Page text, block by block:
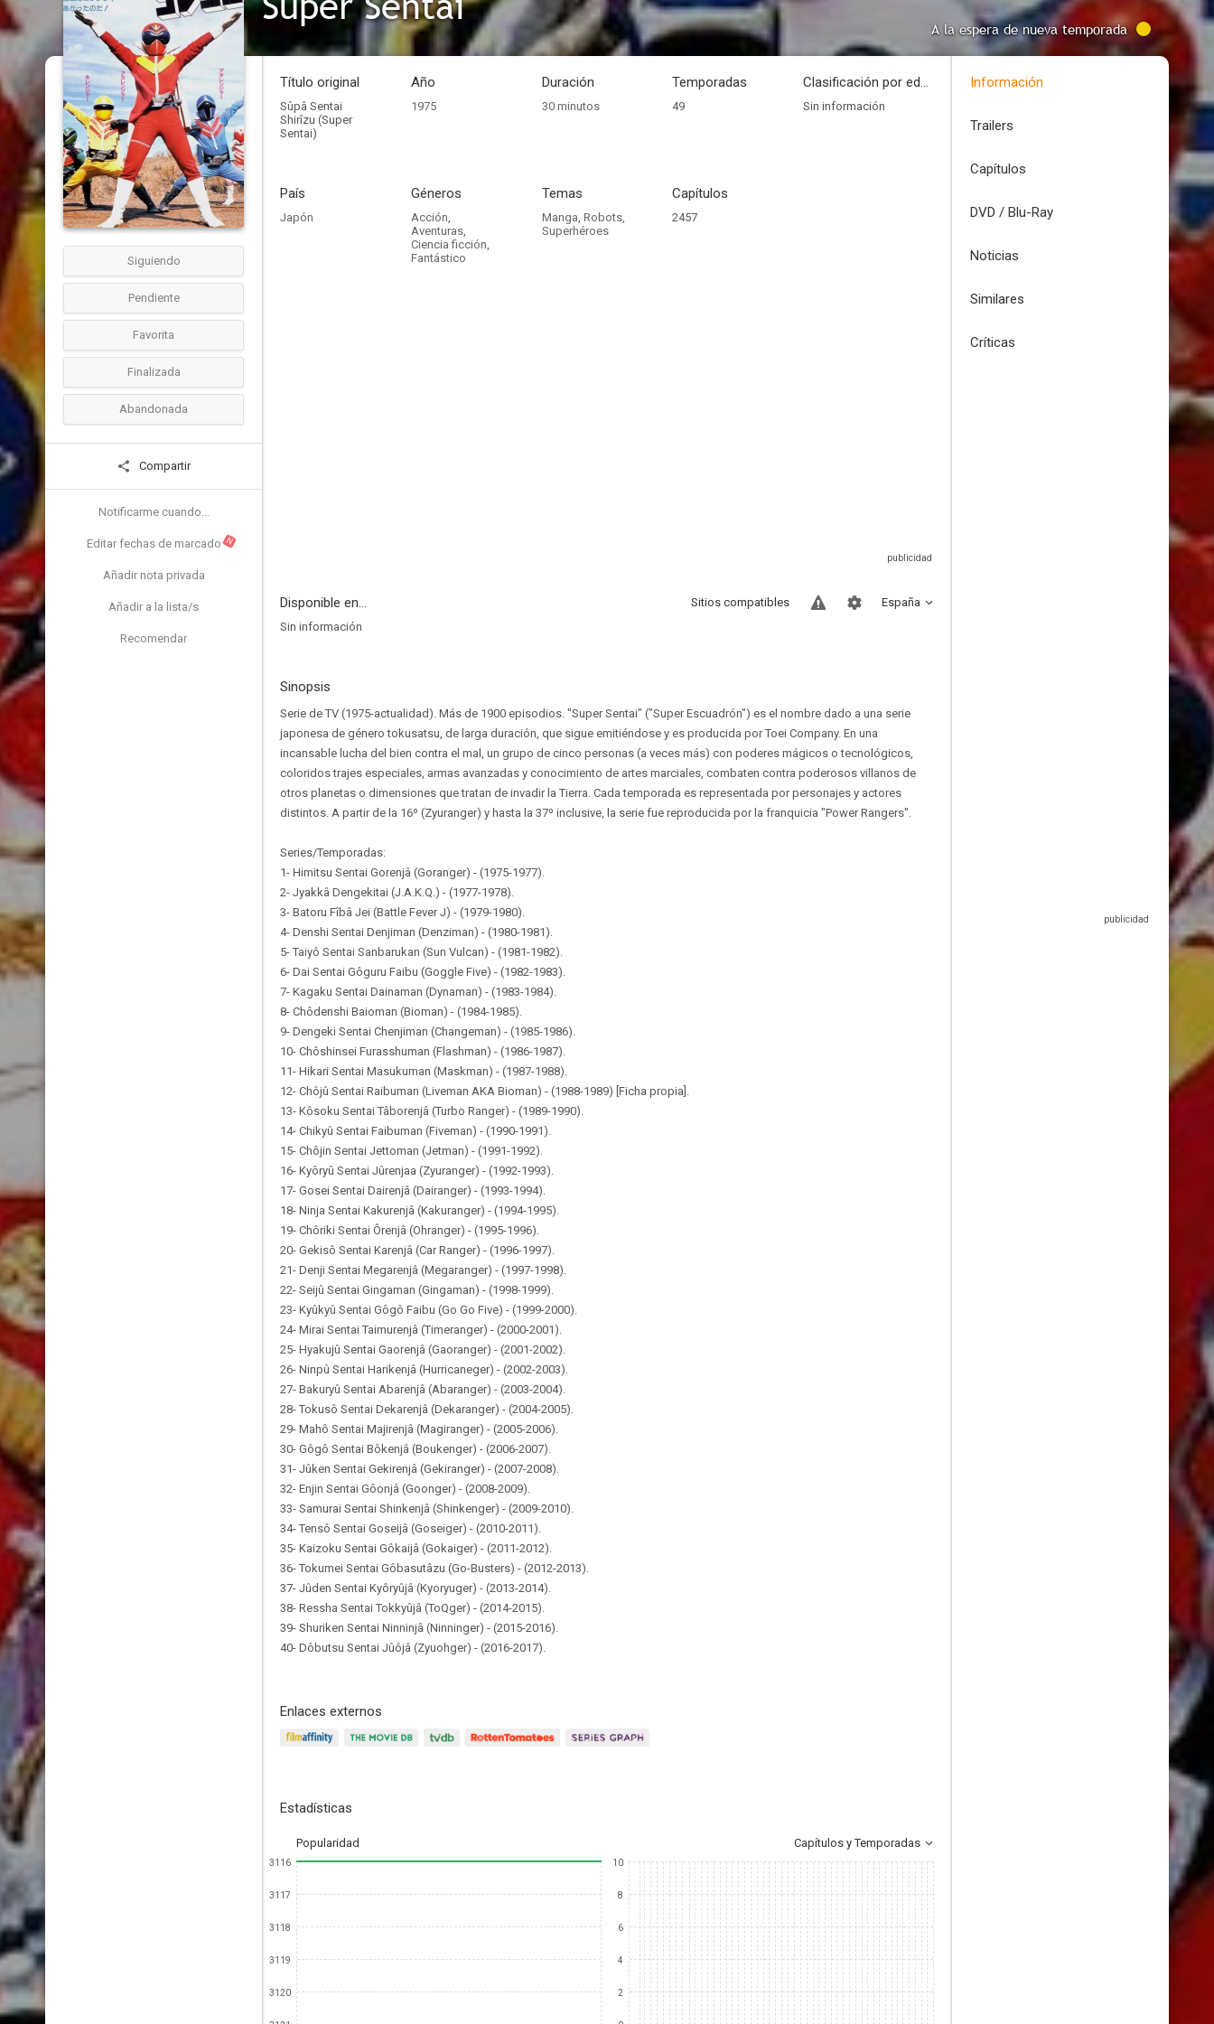
A la espera de nueva temporada
Siguiendo
Pendiente
Favorita
Finalizada
Abandonada
Compartir
Notificarme cuando...
Editar fechas de marcado N
Añadir nota privada
Añadir a la lista/s
Recomendar
Título original
Sûpâ Sentai
Shirîzu (Super
Sentai)
Año
1975
Duración
30 minutos
Temporadas
49
Clasificación por edades
Sin información
País
Japón
Géneros
Acción,
Aventuras,
Ciencia ficción,
Fantástico
Temas
Manga, Robots,
Superhéroes
Capítulos
2457
Disponible en... España
Sitios compatibles
Sin información
Sinopsis
Serie de TV (1975-actualidad). Más de 1900 episodios. "Super Sentai" ("Super Escuadrón") es el nombre dado a una serie
japonesa de género tokusatsu, de larga duración, que sigue emitiéndose y es producida por Toei Company. En una
incansable lucha del bien contra el mal, un grupo de cinco personas (a veces más) con poderes mágicos o tecnológicos,
coloridos trajes especiales, armas avanzadas y conocimiento de artes marciales, combaten contra poderosos villanos de
otros planetas o dimensiones que tratan de invadir la Tierra. Cada temporada es representada por personajes y actores
distintos. A partir de la 16º (Zyuranger) y hasta la 37º inclusive, la serie fue reproducida por la franquicia "Power Rangers".
Series/Temporadas:
1- Himitsu Sentai Gorenjâ (Goranger) - (1975-1977).
2- Jyakkâ Dengekitai (J.A.K.Q.) - (1977-1978).
3- Batoru Fîbâ Jei (Battle Fever J) - (1979-1980).
4- Denshi Sentai Denjiman (Denziman) - (1980-1981).
5- Taiyô Sentai Sanbarukan (Sun Vulcan) - (1981-1982).
6- Dai Sentai Gôguru Faibu (Goggle Five) - (1982-1983).
7- Kagaku Sentai Dainaman (Dynaman) - (1983-1984).
8- Chôdenshi Baioman (Bioman) - (1984-1985).
9- Dengeki Sentai Chenjiman (Changeman) - (1985-1986).
10- Chôshinsei Furasshuman (Flashman) - (1986-1987).
11- Hikari Sentai Masukuman (Maskman) - (1987-1988).
12- Chôjû Sentai Raibuman (Liveman AKA Bioman) - (1988-1989) [Ficha propia].
13- Kôsoku Sentai Tâborenjâ (Turbo Ranger) - (1989-1990).
14- Chikyû Sentai Faibuman (Fiveman) - (1990-1991).
15- Chôjin Sentai Jettoman (Jetman) - (1991-1992).
16- Kyôryû Sentai Jûrenjaa (Zyuranger) - (1992-1993).
17- Gosei Sentai Dairenjâ (Dairanger) - (1993-1994).
18- Ninja Sentai Kakurenjâ (Kakuranger) - (1994-1995).
19- Chôriki Sentai Ôrenjâ (Ohranger) - (1995-1996).
20- Gekisô Sentai Karenjâ (Car Ranger) - (1996-1997).
21- Denji Sentai Megarenjâ (Megaranger) - (1997-1998).
22- Seijû Sentai Gingaman (Gingaman) - (1998-1999).
23- Kyûkyû Sentai Gôgô Faibu (Go Go Five) - (1999-2000).
24- Mirai Sentai Taimurenjâ (Timeranger) - (2000-2001).
25- Hyakujû Sentai Gaorenjâ (Gaoranger) - (2001-2002).
26- Ninpû Sentai Harikenjâ (Hurricaneger) - (2002-2003).
27- Bakuryû Sentai Abarenjâ (Abaranger) - (2003-2004).
28- Tokusô Sentai Dekarenjâ (Dekaranger) - (2004-2005).
29- Mahô Sentai Majirenjâ (Magiranger) - (2005-2006).
30- Gôgô Sentai Bôkenjâ (Boukenger) - (2006-2007).
31- Jûken Sentai Gekirenjâ (Gekiranger) - (2007-2008).
32- Enjin Sentai Gôonjâ (Goonger) - (2008-2009).
33- Samurai Sentai Shinkenjâ (Shinkenger) - (2009-2010).
34- Tensô Sentai Goseijâ (Goseiger) - (2010-2011).
35- Kaizoku Sentai Gôkaijâ (Gokaiger) - (2011-2012).
36- Tokumei Sentai Gôbasutâzu (Go-Busters) - (2012-2013).
37- Jûden Sentai Kyôryûjâ (Kyoryuger) - (2013-2014).
38- Ressha Sentai Tokkyûjâ (ToQger) - (2014-2015).
39- Shuriken Sentai Ninninjâ (Ninninger) - (2015-2016).
40- Dôbutsu Sentai Jûôjâ (Zyuohger) - (2016-2017).
Enlaces externos
Estadísticas
Popularidad Capítulos y Temporadas
3116
3117
3118
3119
3120
10
8
6
4
2
Información
Trailers
Capítulos
DVD / Blu-Ray
Noticias
Similares
Críticas